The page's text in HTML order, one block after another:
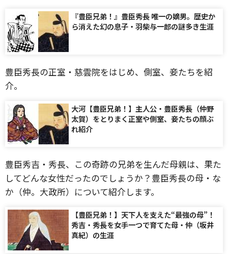
『豊臣兄弟！』豊臣秀長 唯一の嫡男。歴史か
ら消えた幻の息子・羽柴与一郎の謎多き生涯
豊臣秀長の正室・慈雲院をはじめ、側室、妾たちを紹
介。
大河【豊臣兄弟！】主人公・豊臣秀長（仲野
太賀）をとりまく正室や側室、妾たちの顔ぶ
れ紹介
豊臣秀吉・秀長、この奇跡の兄弟を生んだ母親は、果た
してどんな女性だったのでしょうか？豊臣秀長の母・な
か（仲。大政所）について紹介します。
【豊臣兄弟！】天下人を支えた“最強の母”！
秀吉・秀長を女手一つで育てた母・仲（坂井
真紀）の生涯